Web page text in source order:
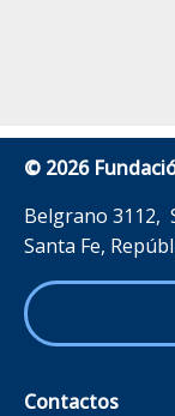
© 2026
Belgrano 3112,
Santa Fe,
Contactos